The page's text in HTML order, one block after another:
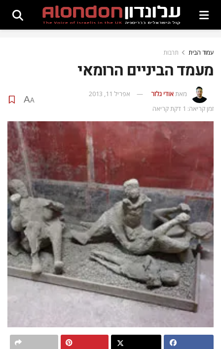
עמוד הבית תרבות
מעמד הביניים הרומאי
מאתאודי גלזר
אפריל 11, 2013
זמן קריאה: 1 דקת קריאה
A
A